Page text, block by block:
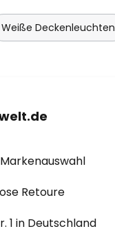
Weiße Deckenleuchten
Retoure
1 in Deutschland